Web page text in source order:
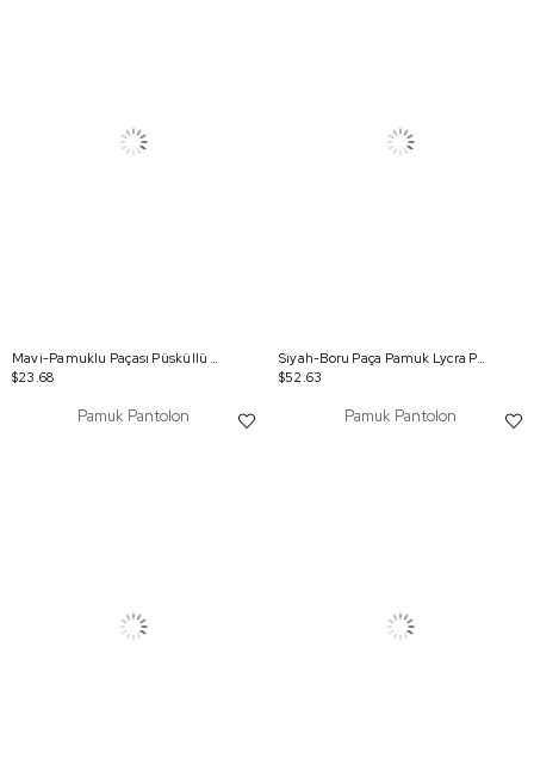
Mavi-Pamuklu Paçası Püsküllü Nervürlü Bol Paça Pantolon
$23.68
Siyah-Boru Paça Pamuk Lycra Pantolon
$52.63
Pamuk Pantolon Pamuk Pantolon